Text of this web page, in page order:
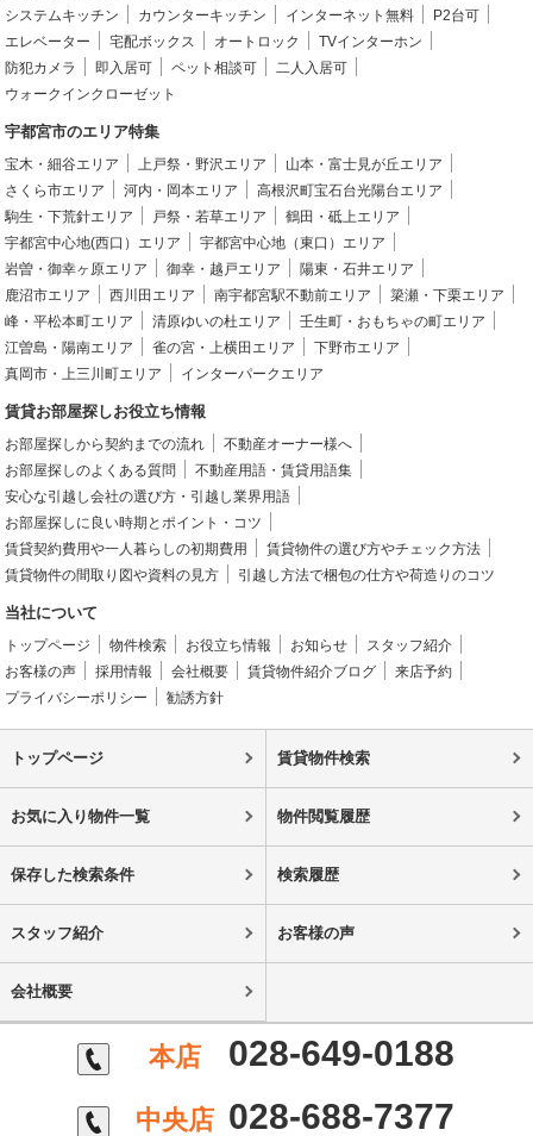
システムキッチン
カウンターキッチン インターネット無料
P2台可
エレベーター
宅配ボックス オートロック
TVインターホン
防犯カメラ
即入居可 ペット相談可
二人入居可
ウォークインクローゼット
宇都宮市のエリア特集
宝木・細谷エリア 上戸祭・野沢エリア
山本・富士見が丘エリア
さくら市エリア
河内・岡本エリア
高根沢町宝石台光陽台エリア
駒生・下荒針エリア
戸祭・若草エリア
鶴田・砥上エリア
宇都宮中心地(西口）エリア
宇都宮中心地（東口）エリア
岩曽・御幸ヶ原エリア
御幸・越戸エリア
陽東・石井エリア
鹿沼市エリア
西川田エリア 南宇都宮駅不動前エリア
簗瀬・下栗エリア
峰・平松本町エリア
清原ゆいの杜エリア
壬生町・おもちゃの町エリア
江曽島・陽南エリア
雀の宮・上横田エリア
下野市エリア
真岡市・上三川町エリア
インターパークエリア
賃貸お部屋探しお役立ち情報
お部屋探しから契約までの流れ
不動産オーナー様へ
お部屋探しのよくある質問
不動産用語・賃貸用語集
安心な引越し会社の選び方・引越し業界用語
お部屋探しに良い時期とポイント・コツ
賃貸契約費用や一人暮らしの初期費用
賃貸物件の選び方やチェック方法
賃貸物件の間取り図や資料の見方
引越し方法で梱包の仕方や荷造りのコツ
当社について
トップページ 物件検索 お役立ち情報 お知らせ
スタッフ紹介
お客様の声
採用情報 会社概要 賃貸物件紹介ブログ
来店予約
プライバシーポリシー
勧誘方針
トップページ 賃貸物件検索
お気に入り物件一覧 物件閲覧履歴
保存した検索条件 検索履歴
スタッフ紹介 お客様の声
会社概要
本店 028-649-0188
中央店 028-688-7377